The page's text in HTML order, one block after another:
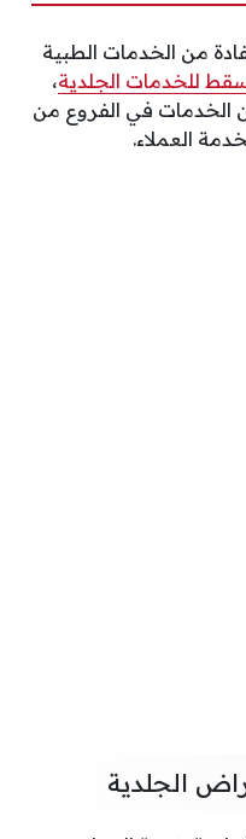
من الخدمات الطبية
للخدمات الجلدية،
الخدمات في الفروع من
العملاء.
الجلدية